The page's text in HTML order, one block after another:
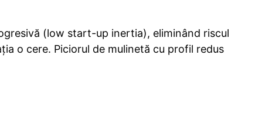
(low start-up inertia), eliminând riscul
o cere. Piciorul de mulinetă cu profil redus